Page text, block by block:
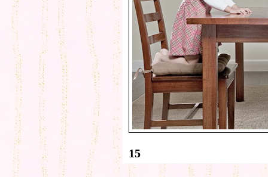
15